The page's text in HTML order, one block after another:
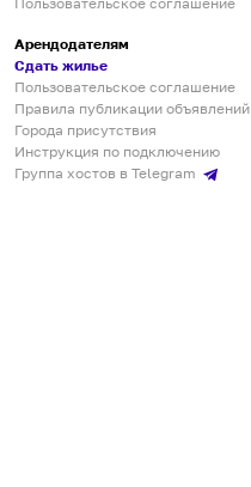
Арендодателям
Сдать жилье
Пользовательское соглашение
Правила публикации объявлений
Города присутствия
Инструкция по подключению
Группа хостов в Telegram